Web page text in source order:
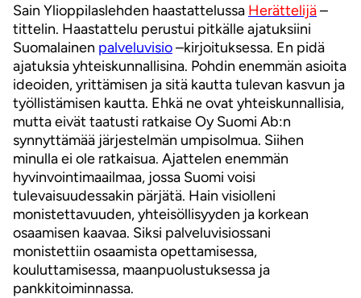
Sain Ylioppilaslehden haastattelussa Herättelijä–
tittelin. Haastattelu perustui pitkälle ajatuksiini
Suomalainen palveluvisio–kirjoituksessa. En pidä
ajatuksia yhteiskunnallisina. Pohdin enemmän asioita
ideoiden, yrittämisen ja sitä kautta tulevan kasvun ja
työllistämisen kautta. Ehkä ne ovat yhteiskunnallisia,
mutta eivät taatusti ratkaise Oy Suomi Ab:n
synnyttämää järjestelmän umpisolmua. Siihen
minulla ei ole ratkaisua. Ajattelen enemmän
hyvinvointimaailmaa, jossa Suomi voisi
tulevaisuudessakin pärjätä. Hain visiolleni
monistettavuuden, yhteisöllisyyden ja korkean
osaamisen kaavaa. Siksi palveluvisiossani
monistettiin osaamista opettamisessa,
kouluttamisessa, maanpuolustuksessa ja
pankkitoiminnassa.